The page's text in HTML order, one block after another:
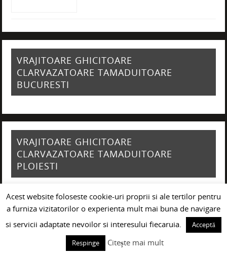
VRAJITOARE GHICITOARE
CLARVAZATOARE TAMADUITOARE
BUCURESTI
VRAJITOARE GHICITOARE
CLARVAZATOARE TAMADUITOARE
PLOIESTI
VRAJITOARE GHICITOARE
CLARVAZATOARE TAMADUITOARE BUZAU
Acest website foloseste cookie-uri proprii si ale tertilor pentru
a furniza vizitatorilor o experienta mult mai buna de navigare
si servicii adaptate nevoilor si interesului fiecaruia.
Acceptă
Respinge
Citește mai mult